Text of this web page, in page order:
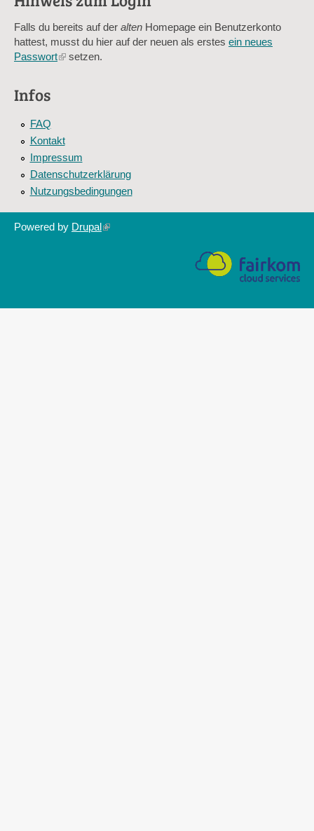
Falls du bereits auf der alten Homepage ein Benutzerkonto
hattest, musst du hier auf der neuen als erstes ein neues
Passwort(linksetzen.
Infos
FAQ
Kontakt
Impressum
Datenschutzerklärung
Nutzungsbedingungen
Powered by Drupal(link